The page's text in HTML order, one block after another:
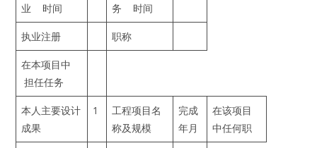
业 时间
务 时间
执业注册 职称
在本项目中
担任任务
本人主要设计
成果
1
工程项目名
称及规模
完成
年月
在该项目
中任何职